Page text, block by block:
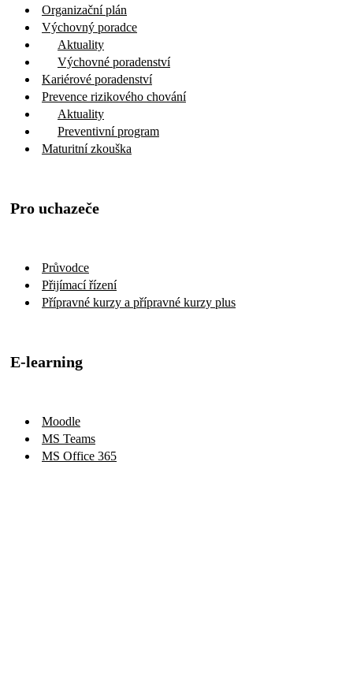
Organizační plán
Výchovný poradce
Aktuality
Výchovné poradenství
Kariérové poradenství
Prevence rizikového chování
Aktuality
Preventivní program
Maturitní zkouška
Pro uchazeče
Průvodce
Přijímací řízení
Přípravné kurzy a přípravné kurzy plus
E-learning
Moodle
MS Teams
MS Office 365